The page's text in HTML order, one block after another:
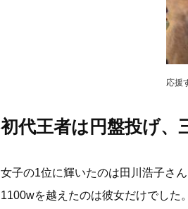
応援
初代王者は円盤投げ、
女子の1位に輝いたのは田川浩子さ
1100wを越えたのは彼女だけでした